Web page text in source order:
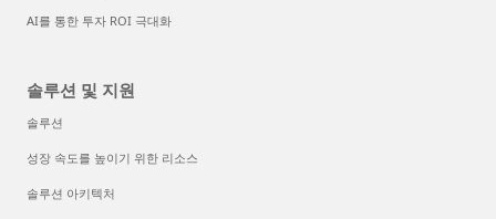
AI를 통한 투자 ROI 극대화
솔루션 및 지원
솔루션
성장 속도를 높이기 위한 리소스
솔루션 아키텍처